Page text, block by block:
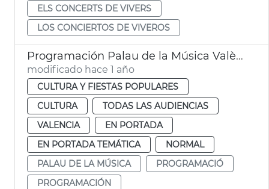
ELS CONCERTS DE VIVERS
LOS CONCIERTOS DE VIVEROS
Programación Palau de la Música València
modificado hace 1 año
CULTURA Y FIESTAS POPULARES
CULTURA
TODAS LAS AUDIENCIAS
VALENCIA
EN PORTADA
EN PORTADA TEMÁTICA
NORMAL
PALAU DE LA MÚSICA
PROGRAMACIÓ
PROGRAMACIÓN